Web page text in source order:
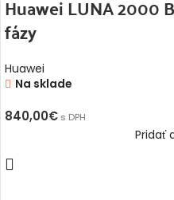
Huawei LUNA 2000
fázy
Huawei
Na sklade
840,00€ s DPH
Pridať